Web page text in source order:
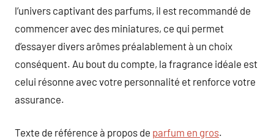
l’univers captivant des parfums, il est recommandé de
commencer avec des miniatures, ce qui permet
d’essayer divers arômes préalablement à un choix
conséquent. Au bout du compte, la fragrance idéale est
celui résonne avec votre personnalité et renforce votre
assurance.
Texte de référence à propos de parfum en gros.